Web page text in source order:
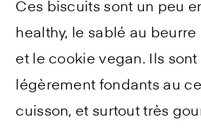
Ces biscuits sont un peu
healthy, le sablé au
et le cookie vegan. Ils
légèrement fondants au
cuisson, et surtout très